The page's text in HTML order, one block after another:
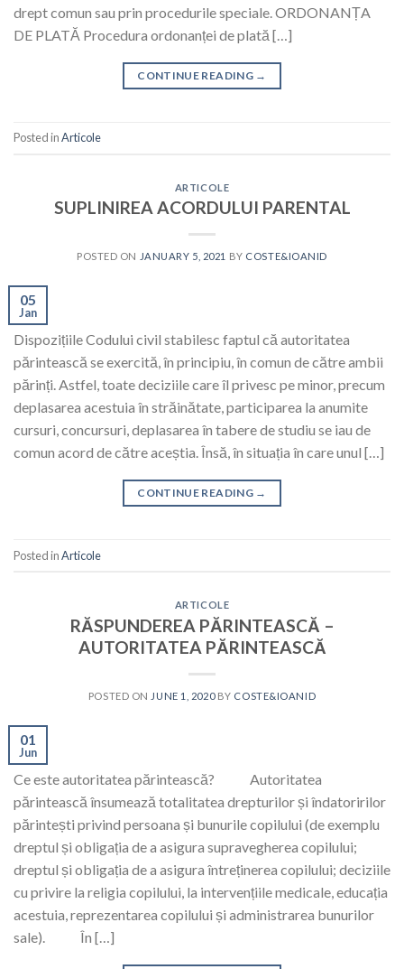
drept comun sau prin procedurile speciale. ORDONANȚA
DE PLATĂ Procedura ordonanței de plată […]
CONTINUE READING →
Posted inArticole
ARTICOLE
SUPLINIREA ACORDULUI PARENTAL
POSTED ON JANUARY 5, 2021 BY COSTE&IOANID
05
Jan
Dispozițiile Codului civil stabilesc faptul că autoritatea
părintească se exercită, în principiu, în comun de către ambii
părinți. Astfel, toate deciziile care îl privesc pe minor, precum
deplasarea acestuia în străinătate, participarea la anumite
cursuri, concursuri, deplasarea în tabere de studiu se iau de
comun acord de către aceștia. Însă, în situația în care unul […]
CONTINUE READING →
Posted inArticole
ARTICOLE
RĂSPUNDEREA PĂRINTEASCĂ –
AUTORITATEA PĂRINTEASCĂ
POSTED ON JUNE 1, 2020BY COSTE&IOANID
01
Jun
Ce este autoritatea părintească? Autoritatea
părintească însumează totalitatea drepturilor și îndatoririlor
părintești privind persoana și bunurile copilului (de exemplu
dreptul și obligația de a asigura supravegherea copilului;
dreptul și obligația de a asigura întreținerea copilului; deciziile
cu privire la religia copilului, la intervențiile medicale, educația
acestuia, reprezentarea copilului și administrarea bunurilor
sale). În […]